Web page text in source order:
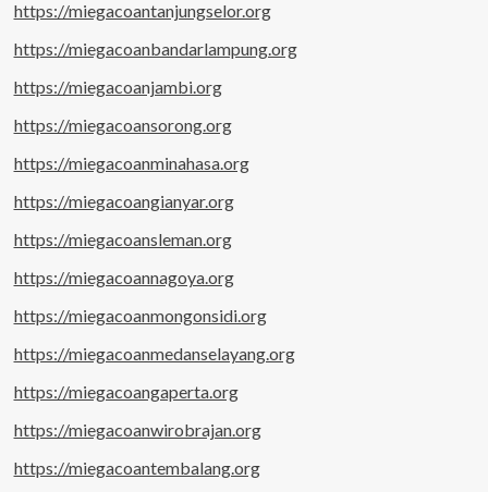
https://miegacoantanjungselor.org
https://miegacoanbandarlampung.org
https://miegacoanjambi.org
https://miegacoansorong.org
https://miegacoanminahasa.org
https://miegacoangianyar.org
https://miegacoansleman.org
https://miegacoannagoya.org
https://miegacoanmongonsidi.org
https://miegacoanmedanselayang.org
https://miegacoangaperta.org
https://miegacoanwirobrajan.org
https://miegacoantembalang.org